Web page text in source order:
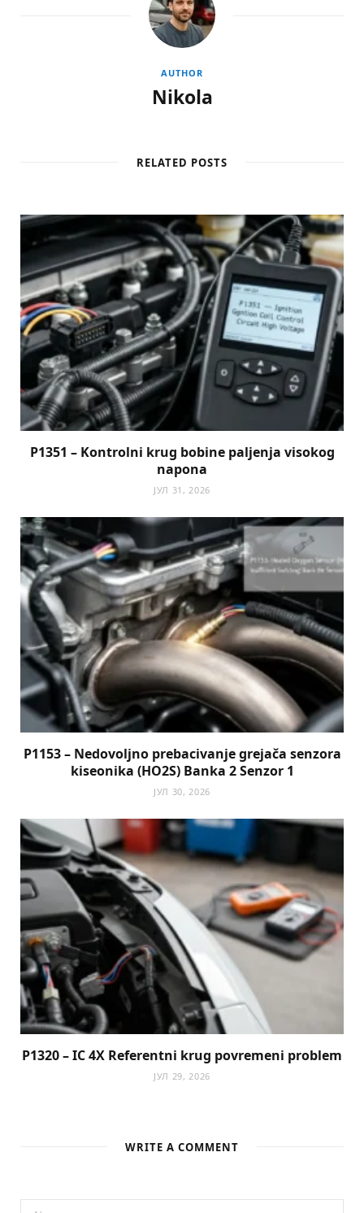
AUTHOR
Nikola
RELATED POSTS
P1351 – Kontrolni krug bobine paljenja visokog
napona
ЈУЛ 31, 2026
P1153 – Nedovoljno prebacivanje grejača senzora
kiseonika (HO2S) Banka 2 Senzor 1
ЈУЛ 30, 2026
P1320 – IC 4X Referentni krug povremeni problem
ЈУЛ 29, 2026
WRITE A COMMENT